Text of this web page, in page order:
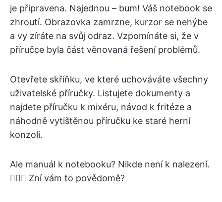
je připravena. Najednou – bum! Váš notebook se
zhroutí. Obrazovka zamrzne, kurzor se nehýbe
a vy zíráte na svůj odraz. Vzpomínáte si, že v
příručce byla část věnovaná řešení problémů.
Otevřete skříňku, ve které uchováváte všechny
uživatelské příručky. Listujete dokumenty a
najdete příručku k mixéru, návod k fritéze a
náhodně vytištěnou příručku ke staré herní
konzoli.
Ale manuál k notebooku? Nikde není k nalezení.
🤦🏽‍♀️ Zní vám to povědomě?